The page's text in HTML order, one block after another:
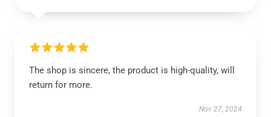
The shop is sincere, the product is high-quality, will
return for more.
Nov 27, 2024